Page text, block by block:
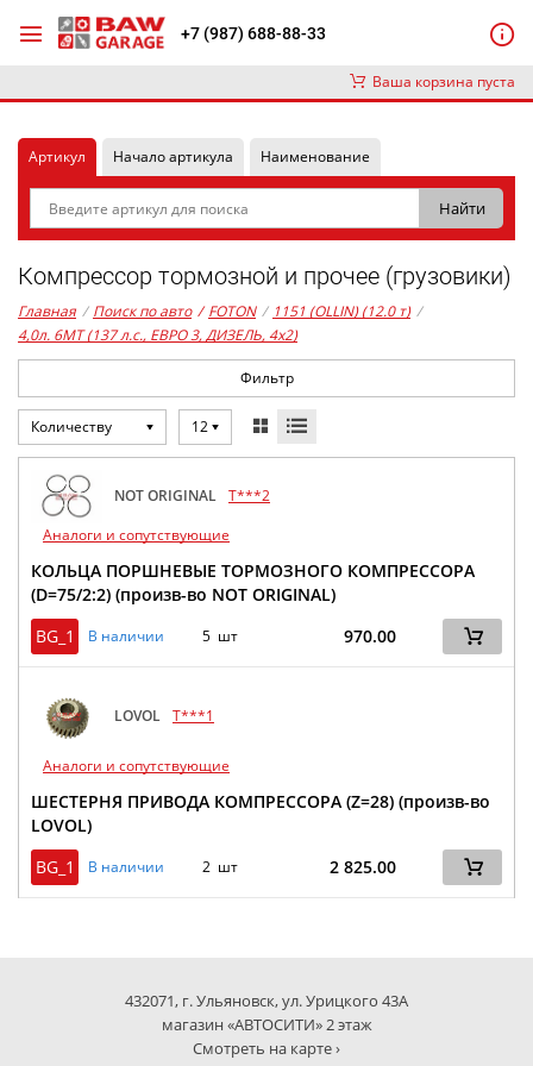
+7 (987) 688-88-33
Ваша корзина пуста
Артикул Начало артикула Наименование
Компрессор тормозной и прочее (грузовики)
Главная / Поиск по авто / FOTON / 1151 (OLLIN) (12.0 т) /
4,0л. 6MT (137 л.с., ЕВРО 3, ДИЗЕЛЬ, 4x2)
Фильтр
Количеству 12
NOT ORIGINAL T***2
Аналоги и сопутствующие
КОЛЬЦА ПОРШНЕВЫЕ ТОРМОЗНОГО КОМПРЕССОРА
(D=75/2:2) (произв-во NOT ORIGINAL)
BG_1
В наличии 5 шт 970.00
LOVOL T***1
Аналоги и сопутствующие
ШЕСТЕРНЯ ПРИВОДА КОМПРЕССОРА (Z=28) (произв-во
LOVOL)
BG_1
В наличии 2 шт 2 825.00
432071, г. Ульяновск, ул. Урицкого 43А
магазин «АВТОСИТИ» 2 этаж
Смотреть на карте ›